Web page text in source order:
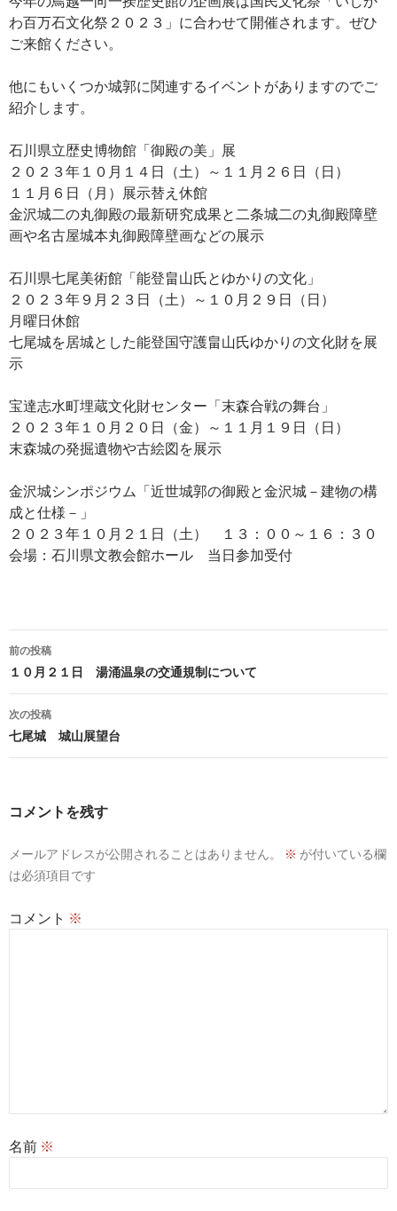
わ百万石文化祭２０２３」に合わせて開催されます。ぜひ
ご来館ください。
他にもいくつか城郭に関連するイベントがありますのでご
紹介します。
石川県立歴史博物館「御殿の美」展
２０２３年１０月１４日（土）～１１月２６日（日）
１１月６日（月）展示替え休館
金沢城二の丸御殿の最新研究成果と二条城二の丸御殿障壁
画や名古屋城本丸御殿障壁画などの展示
石川県七尾美術館「能登畠山氏とゆかりの文化」
２０２３年９月２３日（土）～１０月２９日（日）
月曜日休館
七尾城を居城とした能登国守護畠山氏ゆかりの文化財を展
示
宝達志水町埋蔵文化財センター「末森合戦の舞台」
２０２３年１０月２０日（金）～１１月１９日（日）
末森城の発掘遺物や古絵図を展示
金沢城シンポジウム「近世城郭の御殿と金沢城－建物の構
成と仕様－」
２０２３年１０月２１日（土） １３：００～１６：３０
会場：石川県文教会館ホール 当日参加受付
投
稿
ナ
ビ
ゲ
ョ
前の投稿
１０月２１日 湯涌温泉の交通規制について
次の投稿
七尾城 城山展望台
コメントを残す
メールアドレスが公開されることはありません。 ※ が付いている欄
は必須項目です
コメント ※
名前 ※